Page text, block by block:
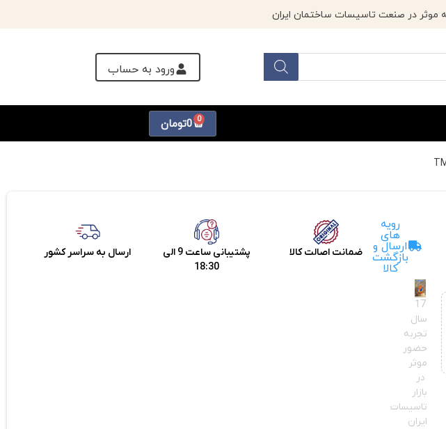
ورود به حساب
0تومان 0
رویه
های
ارسال و
بازگشت
کالا
17
سال
تجربه
حضور
موثر
در
بازار
تاسیسات
ایران
ضمانت اصالت کالا
پشتیبانی ساعت 9 الی
18:30
ارسال به سراسر کشور